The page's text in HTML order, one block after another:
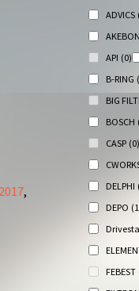
2017,
ADVICS
API (0)
B-RING
BIG
BOSCH
CASP (0)
DELPHI
DEPO
FEBEST